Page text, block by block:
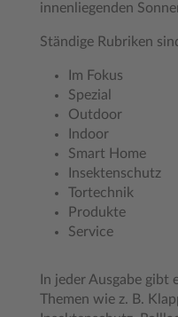
innenliegenden
Ständige Rubriken
Im Fokus
Spezial
Outdoor
Indoor
Smart Home
Insektenschutz
Tortechnik
Produkte
Service
In jeder Ausgabe
Themen wie z. B.